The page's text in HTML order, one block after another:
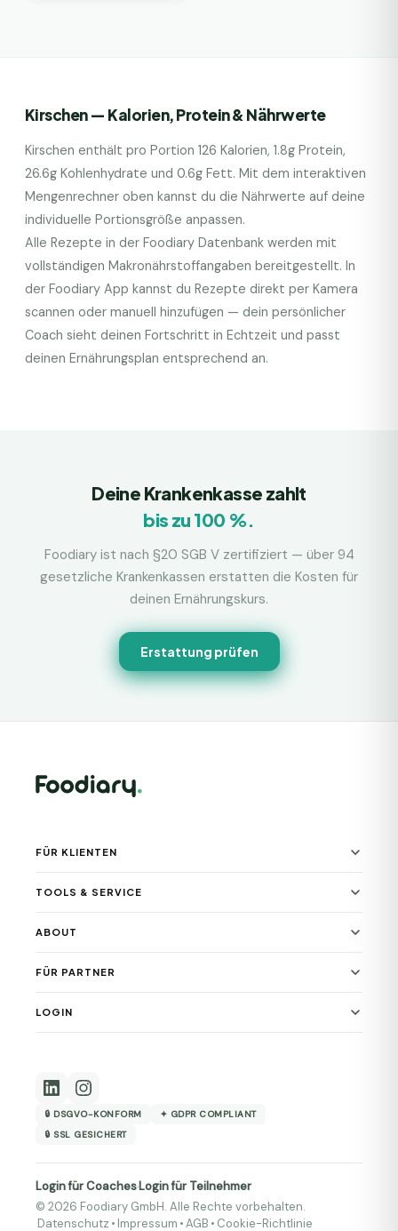
Kirschen— Kalorien, Protein & Nährwerte
Kirschen enthält pro Portion 126 Kalorien, 1.8g Protein,
26.6g Kohlenhydrate und 0.6g Fett. Mit dem interaktiven
Mengenrechner oben kannst du die Nährwerte auf deine
individuelle Portionsgröße anpassen.
Alle Rezepte in der Foodiary Datenbank werden mit
vollständigen Makronährstoffangaben bereitgestellt. In
der Foodiary App kannst du Rezepte direkt per Kamera
scannen oder manuell hinzufügen — dein persönlicher
Coach sieht deinen Fortschritt in Echtzeit und passt
deinen Ernährungsplan entsprechend an.
Deine Krankenkasse zahlt
bis zu 100 %.
Foodiary ist nach §20 SGB V zertifiziert — über 94
gesetzliche Krankenkassen erstatten die Kosten für
deinen Ernährungskurs.
Erstattung prüfen
FÜR KLIENTEN
TOOLS & SERVICE
ABOUT
FÜR PARTNER
LOGIN
🔒 DSGVO-KONFORM
✦ GDPR COMPLIANT
🔒 SSL GESICHERT
Login für Coaches·Login für Teilnehmer
© 2026 Foodiary GmbH. Alle Rechte vorbehalten.
Datenschutz • Impressum •AGB • Cookie-Richtlinie